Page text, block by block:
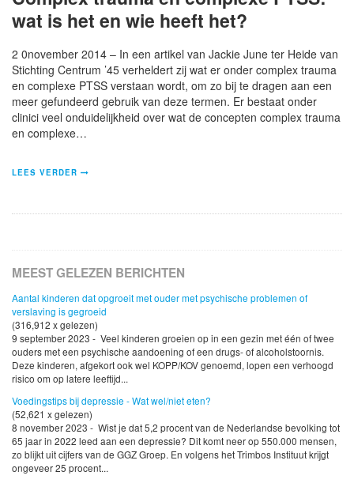
wat is het en wie heeft het?
2 0november 2014 – In een artikel van Jackie June ter Heide van
Stichting Centrum ’45 verheldert zij wat er onder complex trauma
en complexe PTSS verstaan wordt, om zo bij te dragen aan een
meer gefundeerd gebruik van deze termen. Er bestaat onder
clinici veel onduidelijkheid over wat de concepten complex trauma
en complexe…
LEES VERDER
MEEST GELEZEN BERICHTEN
Aantal kinderen dat opgroeit met ouder met psychische problemen of
verslaving is gegroeid
(316,912 x gelezen)
9 september 2023 - Veel kinderen groeien op in een gezin met één of twee
ouders met een psychische aandoening of een drugs- of alcoholstoornis.
Deze kinderen, afgekort ook wel KOPP/KOV genoemd, lopen een verhoogd
risico om op latere leeftijd...
Voedingstips bij depressie - Wat wel/niet eten?
(52,621 x gelezen)
8 november 2023 - Wist je dat 5,2 procent van de Nederlandse bevolking tot
65 jaar in 2022 leed aan een depressie? Dit komt neer op 550.000 mensen,
zo blijkt uit cijfers van de GGZ Groep. En volgens het Trimbos Instituut krijgt
ongeveer 25 procent...